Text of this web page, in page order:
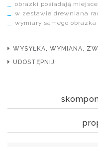
obrazki posiadają
w zestawie drewniana
wymiary samego obrazka
WYSYŁKA, WYMIANA,
UDOSTĘPNIJ